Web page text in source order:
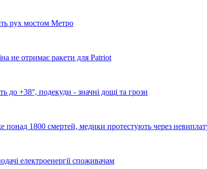
рух мостом Метро
не отримає ракети для Patriot
до +38°, подекуди - значні дощі та грози
1800 смертей, медики протестують через
електроенергії споживачам